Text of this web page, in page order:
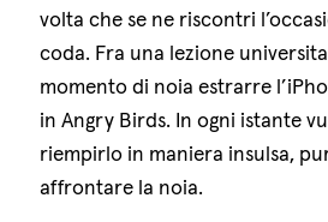
volta che se ne riscontri
coda. Fra una lezione
momento di noia estrarre
in Angry Birds. In ogni istante
riempirlo in maniera insulsa,
affrontare la noia.